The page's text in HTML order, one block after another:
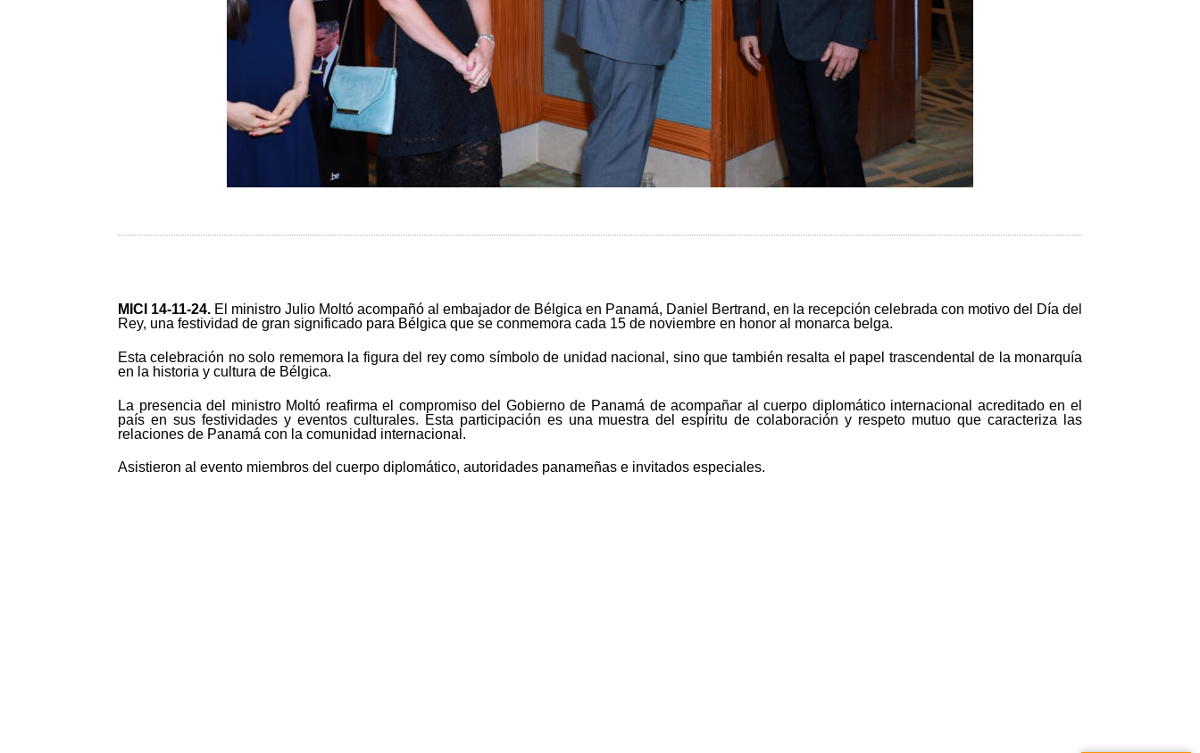
MICI 14-11-24. El ministro Julio Moltó acompañó al embajador de Bélgica en Panamá, Daniel Bertrand, en la recepción celebrada con motivo del Día del
Rey, una festividad de gran significado para Bélgica que se conmemora cada 15 de noviembre en honor al monarca belga.
Esta celebración no solo rememora la figura del rey como símbolo de unidad nacional, sino que también resalta el papel trascendental de la monarquía
en la historia y cultura de Bélgica.
La presencia del ministro Moltó reafirma el compromiso del Gobierno de Panamá de acompañar al cuerpo diplomático internacional acreditado en el
país en sus festividades y eventos culturales. Esta participación es una muestra del espíritu de colaboración y respeto mutuo que caracteriza las
relaciones de Panamá con la comunidad internacional.
Asistieron al evento miembros del cuerpo diplomático, autoridades panameñas e invitados especiales.